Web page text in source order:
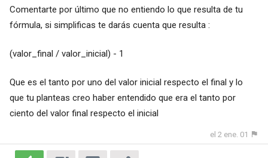
Comentarte por último que no entiendo lo que resulta de tu
fórmula, si simplificas te darás cuenta que resulta :
(valor_final / valor_inicial) - 1
Que es el tanto por uno del valor inicial respecto el final y lo
que tu planteas creo haber entendido que era el tanto por
ciento del valor final respecto el inicial
el 2 ene. 01